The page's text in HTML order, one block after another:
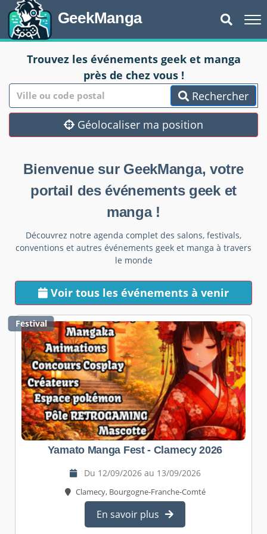
GeekManga
Trouvez les événements geek et manga
près de chez vous !
Rechercher
Géolocaliser ma position
Bienvenue sur GeekManga, votre
portail des événements geek et
manga !
Découvrez notre agenda complet des salons, festivals,
conventions et autres événements geek et manga à travers
le monde
Voir tous les événements à venir
Festival
Yamato Manga Fest - Clamecy 2026
Du 12/09/2026 au 13/09/2026
Clamecy, Bourgogne-Franche-Comté
En savoir plus